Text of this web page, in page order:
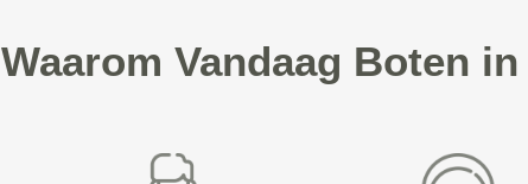
Waarom Vandaag Boten